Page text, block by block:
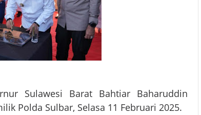
Sulawesi Barat Bahtiar Baharuddin
Polda Sulbar, Selasa 11 Februari 2025.